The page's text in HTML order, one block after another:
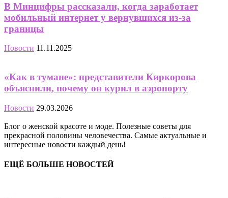
В Минцифры рассказали, когда заработает
мобильный интернет у вернувшихся из-за
границы
Новости 11.11.2025
«Как в тумане»: представители Киркорова
объяснили, почему он курил в аэропорту
Новости 29.03.2026
Блог о женской красоте и моде. Полезные советы для
прекрасной половины человечества. Самые актуальные и
интересные новости каждый день!
ЕЩЁ БОЛЬШЕ НОВОСТЕЙ